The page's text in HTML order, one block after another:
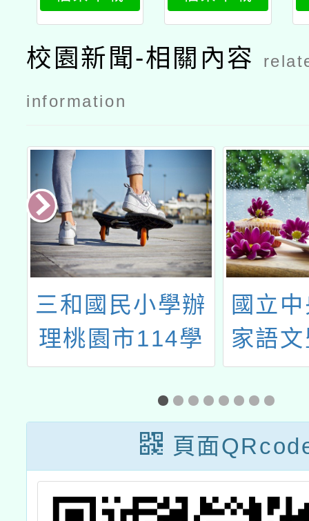
團業務計
畫」辦理
「探究與實
作在國中小
實踐年度研
討會」徵稿
實施計畫
團業務計
畫」辦理
「探究與實
實踐年度研
討會」徵稿
實施計畫公
文台師大
校園新聞-相關內容
information
三和國民小學辦
理桃園市114學
年度偏遠地區及
非山非市學校北
區整合性計畫：
子計畫3教師增
能研習活動
國立
家語
學學
文碩
「客
策碩
學
頁面